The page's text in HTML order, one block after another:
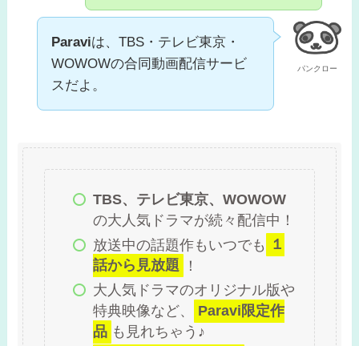
パンクロー
Paraviは、TBS・テレビ東京・
WOWOWの合同動画配信サービ
スだよ。
TBS、テレビ東京、WOWOW
の大人気ドラマが続々配信中！
放送中の話題作もいつでも １
話から見放題
！
大人気ドラマのオリジナル版や
特典映像など、
Paravi限定作
品 も見れちゃう♪